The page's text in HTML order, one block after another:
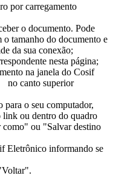
por carregamento
o documento. Pode
tamanho do documento e
da sua conexão;
nesta página;
na janela do Cosif
no canto superior
para o seu computador,
link ou dentro do quadro
como" ou "Salvar destino
Eletrônico informando se